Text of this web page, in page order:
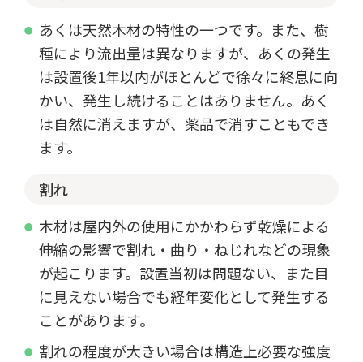
あくは天然木材の特性の一つです。また、樹
種により流出量は異なりますが、あくの発生
は設置後1年以内がほとんどで徐々に終息に向
かい、発生し続けることはありません。あく
は自然に消えますが、薬品で消すこともでき
ます。
割れ
木材は屋内外の使用にかかわらず乾燥による
伸縮の影響で割れ・曲り・ねじれなどの現象
が起こります。設置当初は問題ない、また目
に見えない場合でも経年変化として発生する
ことがあります。
割れの程度が大きい場合は構造上必要な強度